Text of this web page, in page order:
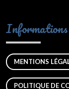
MENTIONS
POLITIQUE DE